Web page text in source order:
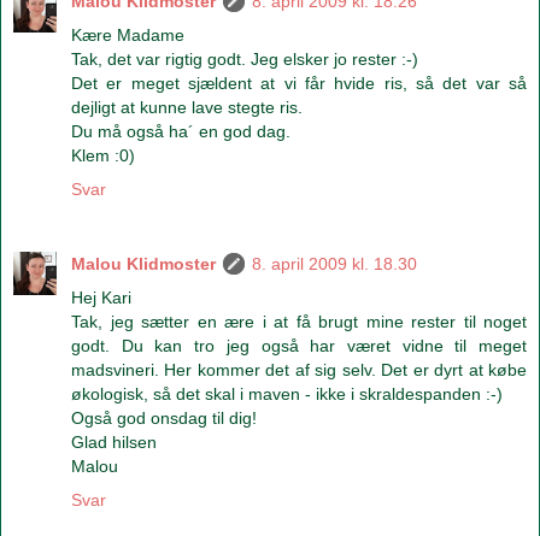
Kære Madame
Tak, det var rigtig godt. Jeg elsker jo rester :-)
Det er meget sjældent at vi får hvide ris, så det var så
dejligt at kunne lave stegte ris.
Du må også ha´ en god dag.
Klem :0)
Svar
Malou Klidmoster
8. april 2009 kl. 18.30
Hej Kari
Tak, jeg sætter en ære i at få brugt mine rester til noget
godt. Du kan tro jeg også har været vidne til meget
madsvineri. Her kommer det af sig selv. Det er dyrt at købe
økologisk, så det skal i maven - ikke i skraldespanden :-)
Også god onsdag til dig!
Glad hilsen
Malou
Svar